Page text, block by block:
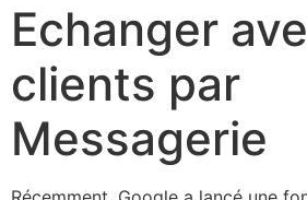
Echanger
clients par
Messagerie